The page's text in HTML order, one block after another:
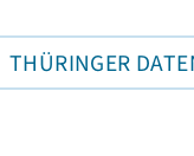
THÜRINGER